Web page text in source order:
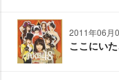
2011年06月
ここにい